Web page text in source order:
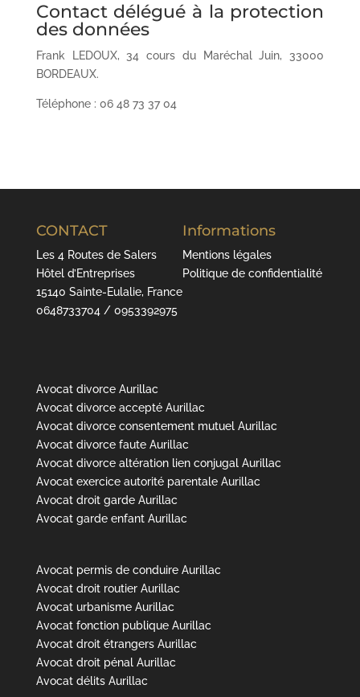
Contact délégué à la protection
des données
Frank LEDOUX, 34 cours du Maréchal Juin, 33000
BORDEAUX.
Téléphone : 06 48 73 37 04
CONTACT
Les 4 Routes de Salers
Hôtel d’Entreprises
15140 Sainte-Eulalie, France
0648733704 / 0953392975
Informations
Mentions légales
Politique de confidentialité
Avocat divorce Aurillac
Avocat divorce accepté Aurillac
Avocat divorce consentement mutuel Aurillac
Avocat divorce faute Aurillac
Avocat divorce altération lien conjugal Aurillac
Avocat exercice autorité parentale Aurillac
Avocat droit garde Aurillac
Avocat garde enfant Aurillac
Avocat permis de conduire Aurillac
Avocat droit routier Aurillac
Avocat urbanisme Aurillac
Avocat fonction publique Aurillac
Avocat droit étrangers Aurillac
Avocat droit pénal Aurillac
Avocat délits Aurillac